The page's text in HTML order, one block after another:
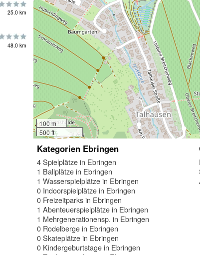
25.0 km
48.0 km
100 m
500 ft
Kategorien Ebringen
4 Spielplätze in Ebringen
1 Ballplätze in Ebringen
1 Wasserspielplätze in Ebringen
0 Indoorspielplätze in Ebringen
0 Freizeitparks in Ebringen
1 Abenteuerspielplätze in Ebringen
1 Mehrgenerationensp. in Ebringen
0 Rodelberge in Ebringen
0 Skateplätze in Ebringen
0 Kindergeburtstage in Ebringen